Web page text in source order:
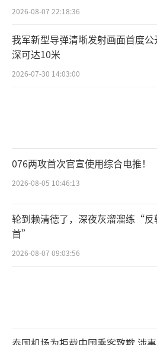
2026-08-07 22:18:36
我军新型导弹清晰发射画面首度公
深可达10米
2026-07-30 14:03:00
076两攻首次官宣使用综合电推！
2026-08-05 10:46:13
轮到赖清德了，深夜灰溜溜练“反
首”
2026-08-07 09:03:56